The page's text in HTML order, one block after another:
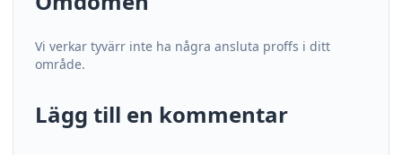
Vi verkar tyvärr inte ha några ansluta proffs i ditt
område.
Lägg till en kommentar